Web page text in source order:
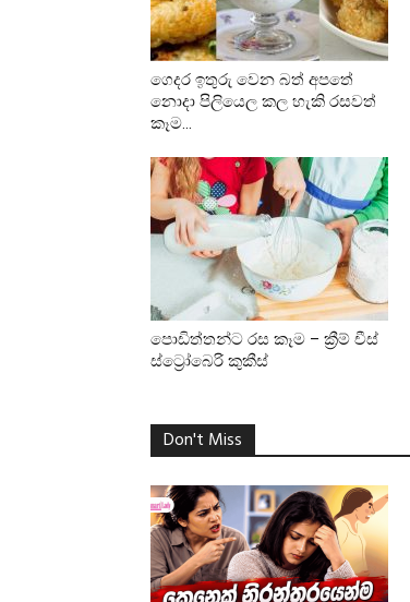
ගෙදර ඉතුරු වෙන බත් අපතේ
නොදා පිලියෙල කල හැකි රසවත්
කෑම...
පොඩිත්තන්ට රස කෑම – ක්‍රීම් චීස්
ස්ට්‍රෝබෙරි කුකීස්
Don't Miss